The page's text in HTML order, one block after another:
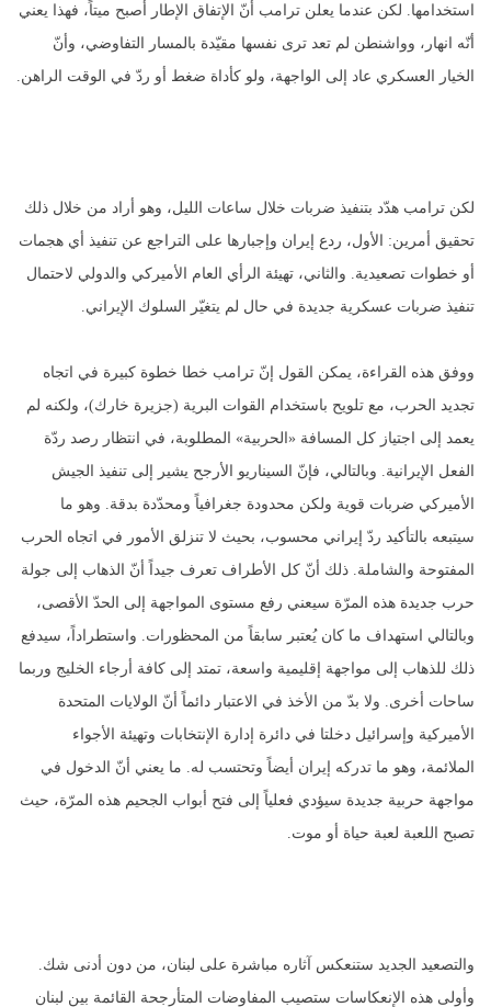
استخدامها. لكن عندما يعلن ترامب أنّ الإتفاق الإطار أصبح ميتاً، فهذا يعني
أنّه انهار، وواشنطن لم تعد ترى نفسها مقيّدة بالمسار التفاوضي، وأنّ
الخيار العسكري عاد إلى الواجهة، ولو كأداة ضغط أو ردّ في الوقت الراهن.
لكن ترامب هدّد بتنفيذ ضربات خلال ساعات الليل، وهو أراد من خلال ذلك
تحقيق أمرين: الأول، ردع إيران وإجبارها على التراجع عن تنفيذ أي هجمات
أو خطوات تصعيدية. والثاني، تهيئة الرأي العام الأميركي والدولي لاحتمال
تنفيذ ضربات عسكرية جديدة في حال لم يتغيّر السلوك الإيراني.
ووفق هذه القراءة، يمكن القول إنّ ترامب خطا خطوة كبيرة في اتجاه
تجديد الحرب، مع تلويح باستخدام القوات البرية (جزيرة خارك)، ولكنه لم
يعمد إلى اجتياز كل المسافة «الحربية» المطلوبة، في انتظار رصد ردّة
الفعل الإيرانية. وبالتالي، فإنّ السيناريو الأرجح يشير إلى تنفيذ الجيش
الأميركي ضربات قوية ولكن محدودة جغرافياً ومحدّدة بدقة. وهو ما
سيتبعه بالتأكيد ردّ إيراني محسوب، بحيث لا تنزلق الأمور في اتجاه الحرب
المفتوحة والشاملة. ذلك أنّ كل الأطراف تعرف جيداً أنّ الذهاب إلى جولة
حرب جديدة هذه المرّة سيعني رفع مستوى المواجهة إلى الحدّ الأقصى،
وبالتالي استهداف ما كان يُعتبر سابقاً من المحظورات. واستطراداً، سيدفع
ذلك للذهاب إلى مواجهة إقليمية واسعة، تمتد إلى كافة أرجاء الخليج وربما
ساحات أخرى. ولا بدّ من الأخذ في الاعتبار دائماً أنّ الولايات المتحدة
الأميركية وإسرائيل دخلتا في دائرة إدارة الإنتخابات وتهيئة الأجواء
الملائمة، وهو ما تدركه إيران أيضاً وتحتسب له. ما يعني أنّ الدخول في
مواجهة حربية جديدة سيؤدي فعلياً إلى فتح أبواب الجحيم هذه المرّة، حيث
تصبح اللعبة لعبة حياة أو موت.
والتصعيد الجديد ستنعكس آثاره مباشرة على لبنان، من دون أدنى شك.
وأولى هذه الإنعكاسات ستصيب المفاوضات المتأرجحة القائمة بين لبنان